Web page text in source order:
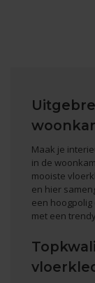
Maak je
in de
mooiste
en hier
een
met een